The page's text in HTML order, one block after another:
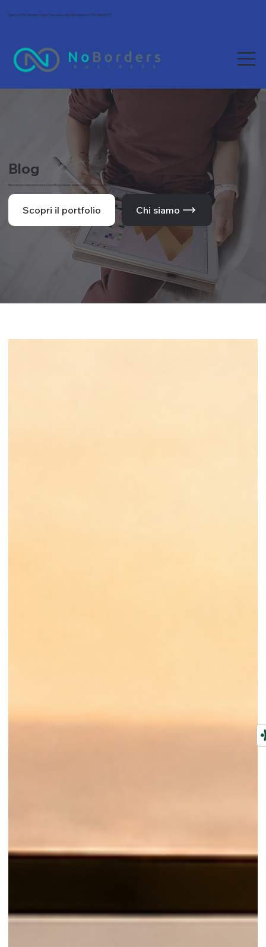
Agenzia Wix Partner in Italia. Tra le più scelte da freelance e PMI. Rating 5/5.
Blog
Benvenuto nella nostra sezione Blog e News, dove condividiamo le ultime novità, tendenze e approfondimenti dal mondo del web e della comunicazione.
Scopri il portfolio Chi siamo